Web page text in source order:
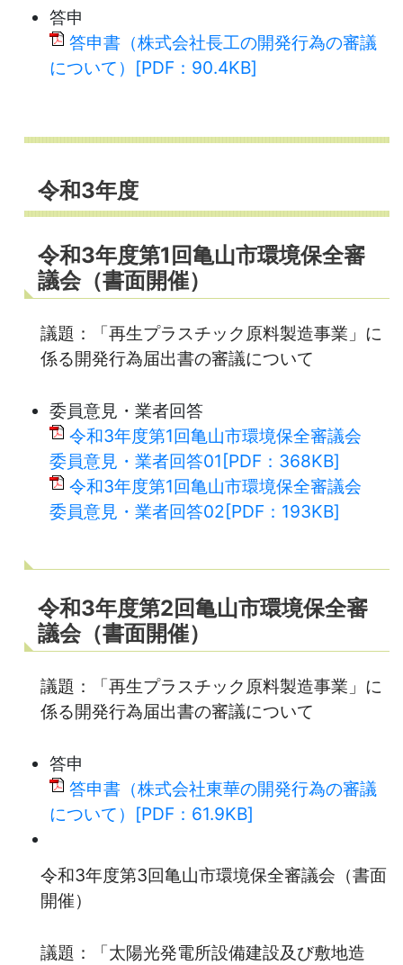
答申
答申書（株式会社長工の開発行為の審議
について）[PDF：90.4KB]
令和3年度
令和3年度第1回亀山市環境保全審
議会（書面開催）
議題：「再生プラスチック原料製造事業」に
係る開発行為届出書の審議について
委員意見・業者回答
令和3年度第1回亀山市環境保全審議会
委員意見・業者回答01[PDF：368KB]
令和3年度第1回亀山市環境保全審議会
委員意見・業者回答02[PDF：193KB]
令和3年度第2回亀山市環境保全審
議会（書面開催）
議題：「再生プラスチック原料製造事業」に
係る開発行為届出書の審議について
答申
答申書（株式会社東華の開発行為の審議
について）[PDF：61.9KB]
令和3年度第3回亀山市環境保全審議会（書面
開催）
議題：「太陽光発電所設備建設及び敷地造